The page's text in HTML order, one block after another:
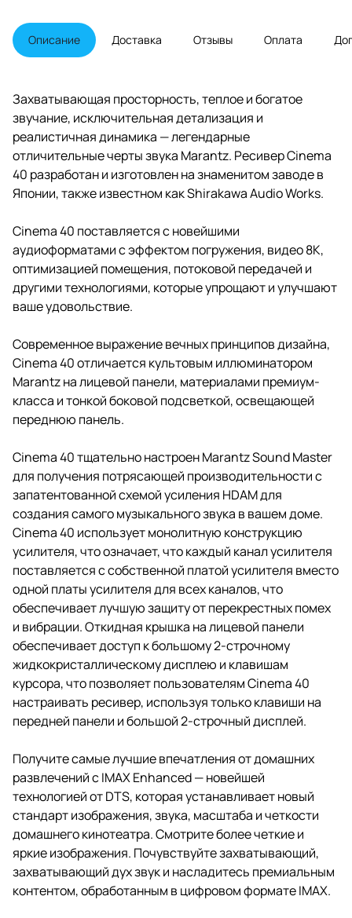
HD, плюс встроенный сервис
потоковой передачи музыки
HEOS. Cinema 40 — это
Описание Доставка Отзывы Оплата
Захватывающая просторность, теплое и богатое
звучание, исключительная детализация и
реалистичная динамика — легендарные
отличительные черты звука Marantz. Ресивер Cinema
40 разработан и изготовлен на знаменитом заводе в
Японии, также известном как Shirakawa Audio Works.
Cinema 40 поставляется с новейшими
аудиоформатами с эффектом погружения, видео 8K,
оптимизацией помещения, потоковой передачей и
другими технологиями, которые упрощают и улучшают
ваше удовольствие.
Современное выражение вечных принципов дизайна,
Cinema 40 отличается культовым иллюминатором
Marantz на лицевой панели, материалами премиум-
класса и тонкой боковой подсветкой, освещающей
переднюю панель.
Cinema 40 тщательно настроен Marantz Sound Master
для получения потрясающей производительности с
запатентованной схемой усиления HDAM для
создания самого музыкального звука в вашем доме.
Cinema 40 использует монолитную конструкцию
усилителя, что означает, что каждый канал усилителя
поставляется с собственной платой усилителя вместо
одной платы усилителя для всех каналов, что
обеспечивает лучшую защиту от перекрестных помех
и вибрации. Откидная крышка на лицевой панели
обеспечивает доступ к большому 2-строчному
жидкокристаллическому дисплею и клавишам
курсора, что позволяет пользователям Cinema 40
настраивать ресивер, используя только клавиши на
передней панели и большой 2-строчный дисплей.
Получите самые лучшие впечатления от домашних
развлечений с IMAX Enhanced — новейшей
технологией от DTS, которая устанавливает новый
стандарт изображения, звука, масштаба и четкости
домашнего кинотеатра. Смотрите более четкие и
яркие изображения. Почувствуйте захватывающий,
захватывающий дух звук и насладитесь премиальным
контентом, обработанным в цифровом формате IMAX.